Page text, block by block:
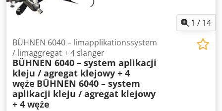
1 / 14
BÜHNEN 6040 – limapplikationssystem
/ limaggregat + 4 slanger
BÜHNEN 6040 – system aplikacji
kleju / agregat klejowy + 4
węże BÜHNEN 6040 – system
aplikacji kleju / agregat klejowy
+ 4 węże